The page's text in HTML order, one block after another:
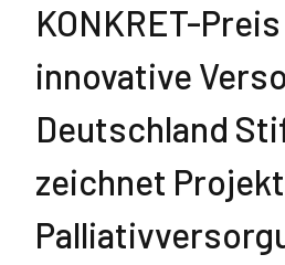
KONKRET-
innovative
Deutschland
zeichnet